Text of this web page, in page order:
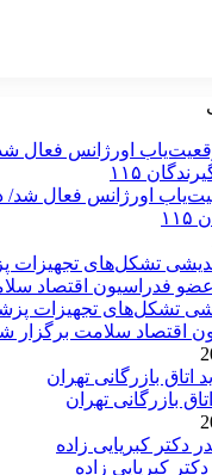
اورژانس فعال
تشکل‌های تجهیزات
اقتصاد سلامت برگزار
بازرگانی تهران
کبریایی زاده